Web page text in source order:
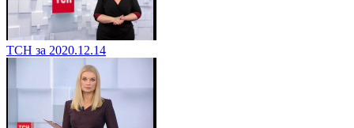
ТСН за 2020.12.14